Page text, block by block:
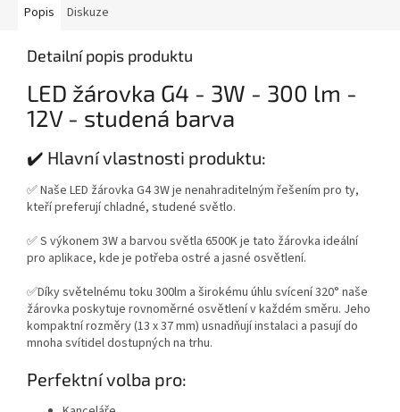
Popis Diskuze
Detailní popis produktu
LED žárovka G4 - 3W - 300 lm -
12V - studená barva
✔️ Hlavní vlastnosti produktu:
✅ Naše LED žárovka G4 3W je nenahraditelným řešením pro ty,
kteří preferují chladné, studené světlo.
✅ S výkonem 3W a barvou světla 6500K je tato žárovka ideální
pro aplikace, kde je potřeba ostré a jasné osvětlení.
✅Díky světelnému toku 300lm a širokému úhlu svícení 320° naše
žárovka poskytuje rovnoměrné osvětlení v každém směru. Jeho
kompaktní rozměry (13 x 37 mm) usnadňují instalaci a pasují do
mnoha svítidel dostupných na trhu.
Perfektní volba pro: